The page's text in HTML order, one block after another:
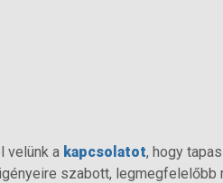
velünk a kapcsolatot, hogy
szabott, legmegfelelőbb